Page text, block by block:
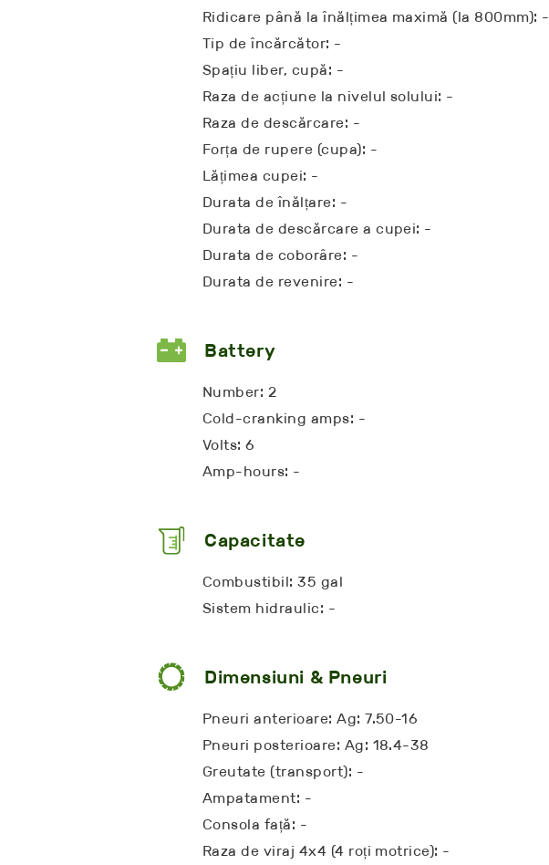
Ridicare până la înălțimea maximă (la 800mm): -
Tip de încărcător: -
Spațiu liber, cupă: -
Raza de acțiune la nivelul solului: -
Raza de descărcare: -
Forța de rupere (cupa): -
Lățimea cupei: -
Durata de înălțare: -
Durata de descărcare a cupei: -
Durata de coborâre: -
Durata de revenire: -
Battery
Number: 2
Cold-cranking amps: -
Volts: 6
Amp-hours: -
Capacitate
Combustibil: 35 gal
Sistem hidraulic: -
Dimensiuni & Pneuri
Pneuri anterioare: Ag: 7.50-16
Pneuri posterioare: Ag: 18.4-38
Greutate (transport): -
Ampatament: -
Consola față: -
Raza de viraj 4x4 (4 roți motrice): -